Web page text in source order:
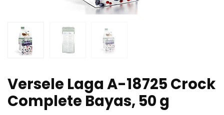
Versele Laga A-18725 Crock
Complete Bayas, 50 g